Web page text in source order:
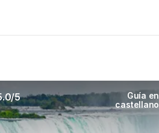
5
Guía en
castellano